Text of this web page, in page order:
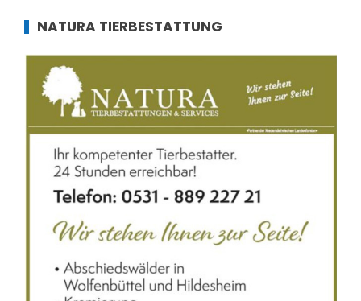
NATURA TIERBESTATTUNG